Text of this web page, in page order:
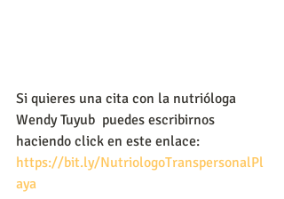
Si quieres una cita con la nutrióloga
Wendy Tuyub  puedes escribirnos
haciendo click en este enlace:
https://bit.ly/NutriologoTranspersonalPl
aya